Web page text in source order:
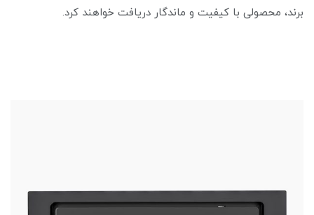
برند، محصولی با کیفیت و ماندگار دریافت خواهند کرد.